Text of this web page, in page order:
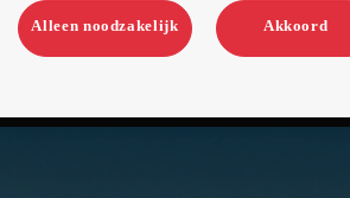
Alleen noodzakelijk Akkoord